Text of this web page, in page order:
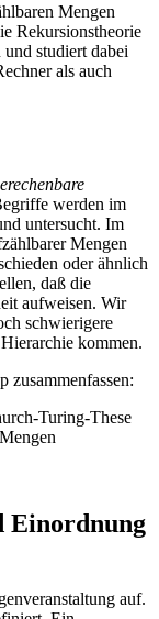
Mengen
Rekursionstheorie
studiert dabei
als auch
werden im
untersucht. Im
Mengen
oder ähnlich
daß die
aufweisen. Wir
schwierigere
kommen.
zusammenfassen:
Turing-These
Einordnung
auf.